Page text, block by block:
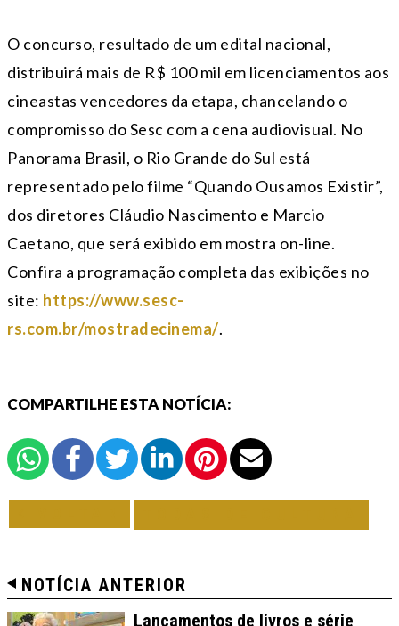
O concurso, resultado de um edital nacional,
distribuirá mais de R$ 100 mil em licenciamentos aos
cineastas vencedores da etapa, chancelando o
compromisso do Sesc com a cena audiovisual. No
Panorama Brasil, o Rio Grande do Sul está
representado pelo filme “Quando Ousamos Existir”,
dos diretores Cláudio Nascimento e Marcio
Caetano, que será exibido em mostra on-line.
Confira a programação completa das exibições no
site: https://www.sesc-
rs.com.br/mostradecinema/.
COMPARTILHE ESTA NOTÍCIA:
NOTÍCIA ANTERIOR
Lançamentos de livros e série